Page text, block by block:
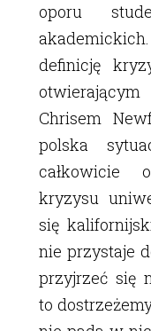
oporu
definicję
Chrisem
polska
całkowicie
kryzysu
się
nie przystaje
przyjrzeć się
to